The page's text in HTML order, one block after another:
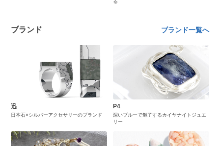
る
ブランド ブランド一覧へ
迅
日本石×シルバーアクセサリーのブランド
P4
深いブルーで魅了するカイヤナイトジュエ
リー